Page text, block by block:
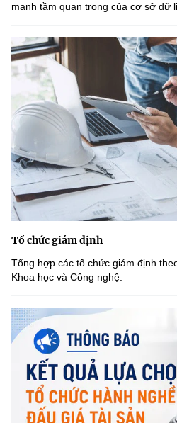
mạnh tầm quan trọng của cơ sở dữ
Tổ chức giám định
Tổng hợp các tổ chức giám định
Khoa học và Công nghệ.